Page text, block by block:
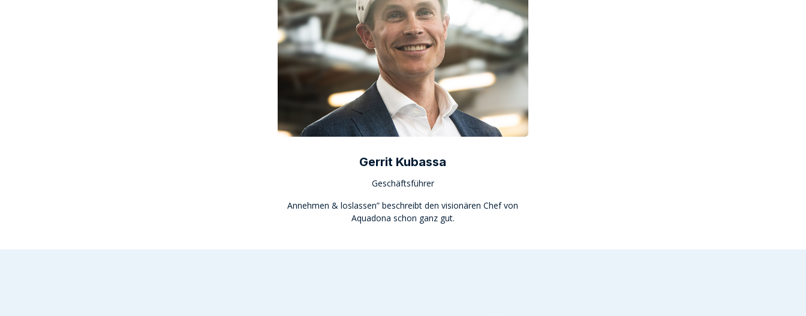
Gerrit Kubassa
Geschäftsführer
Annehmen & loslassen” beschreibt den visionären Chef von
Aquadona schon ganz gut.